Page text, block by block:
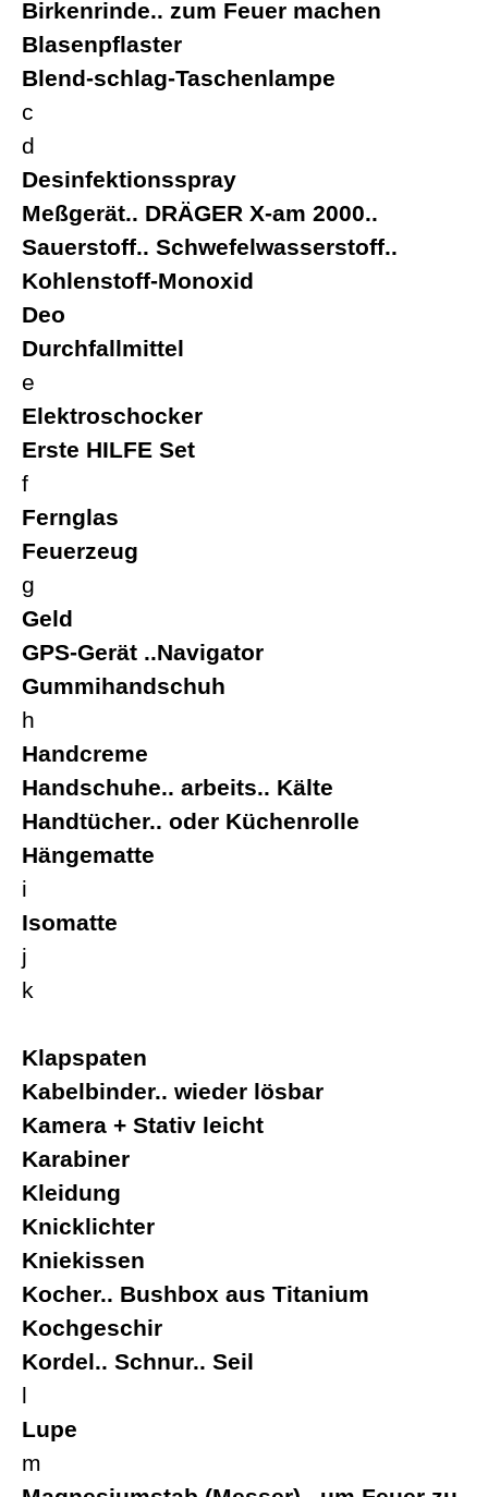
Birkenrinde.. zum Feuer machen
Blasenpflaster
Blend-schlag-Taschenlampe
c
d
Desinfektionsspray
Meßgerät.. DRÄGER X-am 2000..
Sauerstoff.. Schwefelwasserstoff..
Kohlenstoff-Monoxid
Deo
Durchfallmittel
e
Elektroschocker
Erste HILFE Set
f
Fernglas
Feuerzeug
g
Geld
GPS-Gerät ..Navigator
Gummihandschuh
h
Handcreme
Handschuhe.. arbeits.. Kälte
Handtücher.. oder Küchenrolle
Hängematte
i
Isomatte
j
k
Klapspaten
Kabelbinder.. wieder lösbar
Kamera + Stativ leicht
Karabiner
Kleidung
Knicklichter
Kniekissen
Kocher.. Bushbox aus Titanium
Kochgeschir
Kordel.. Schnur.. Seil
l
Lupe
m